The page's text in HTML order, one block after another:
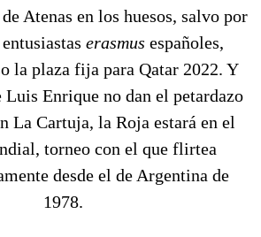
Atenas en los huesos, salvo por
erasmus españoles,
la plaza fija para Qatar 2022. Y
Luis Enrique no dan el petardazo
La Cartuja, la Roja estará en el
torneo con el que flirtea
desde el de Argentina de
1978.